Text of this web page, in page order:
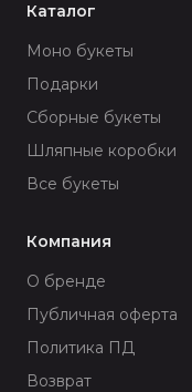
Каталог
Моно букеты
Подарки
Сборные букеты
Шляпные коробки
Все букеты
Компания
О бренде
Публичная оферта
Политика ПД
Возврат